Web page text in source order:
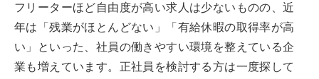
フリーターほど自由度が高い求人は少ないものの、近
年は「残業がほとんどない」「有給休暇の取得率が高
い」といった、社員の働きやすい環境を整えている企
業も増えています。正社員を検討する方は一度探して